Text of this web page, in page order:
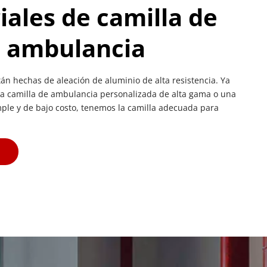
de camilla de
ambulancia
hechas de aleación de aluminio de alta resistencia. Ya
camilla de ambulancia personalizada de alta gama o una
y de bajo costo, tenemos la camilla adecuada para